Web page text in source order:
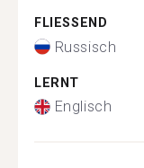
FLIESSEND
Russisch
LERNT
Englisch